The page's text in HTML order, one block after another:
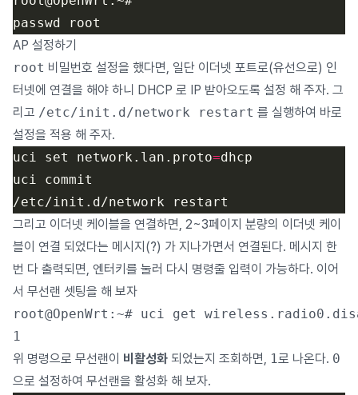
AP 설정하기
root 비밀번호 설정을 했다면, 일단 이더넷 포트로(유선으로) 인
터넷에 연결을 해야 하니 DHCP 로 IP 받아오도록 설정 해 주자. 그
리고 /etc/init.d/network restart 를 실행하여 바로
설정을 적용 해 주자.
uci set network.lan.proto=
그리고 이더넷 케이블을 연결하면, 2~3페이지 분량의 이더넷 케이
블이 연결 되었다는 메시지(?) 가 지나가면서 연결된다. 메시지 한
번 다 출력되면, 엔터키를 눌러 다시 명령줄 입력이 가능하다. 이어
서 무선랜 셋팅을 해 보자
root@OpenWrt:~# uci get
위 명령으로 무선랜이 비활성화 되었는지 조회하면, 1로 나온다. 0
으로 설정하여 무선랜을 활성화 해 보자.